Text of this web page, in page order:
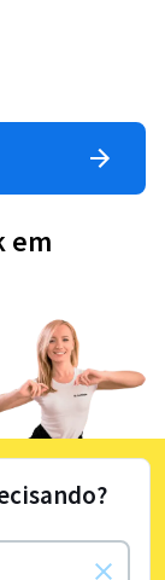
em